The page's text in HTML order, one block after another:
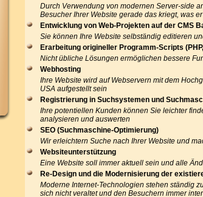
Durch Verwendung von modernen Server-side
Besucher Ihrer Website gerade das kriegt, was
Entwicklung von Web-Projekten auf der CMS
Sie können Ihre Website selbständig editieren
Erarbeitung origineller Programm-Scripts
Nicht übliche Lösungen ermöglichen bessere
Webhosting
Ihre Website wird auf Webservern mit dem
USA aufgestellt sein
Registrierung in Suchsystemen und
Ihre potentiellen Kunden können Sie leichter
analysieren und auswerten
SEO (Suchmaschine-Optimierung)
Wir erleichtern Suche nach Ihrer Website und
Websiteunterstützung
Eine Website soll immer aktuell sein und alle
Re-Design und die Modernisierung der
Moderne Internet-Technologien stehen ständig
sich nicht veraltet und den Besuchern immer